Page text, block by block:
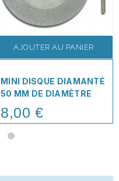
AJOUTER AU PANIER
MINI DISQUE DIAMANTÉ
50 MM DE DIAMÈTRE
Price
8,00 €